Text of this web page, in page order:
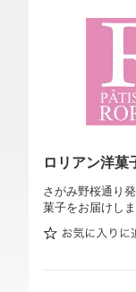
ロリアン洋菓
さがみ野桜通り
菓子をお届けし